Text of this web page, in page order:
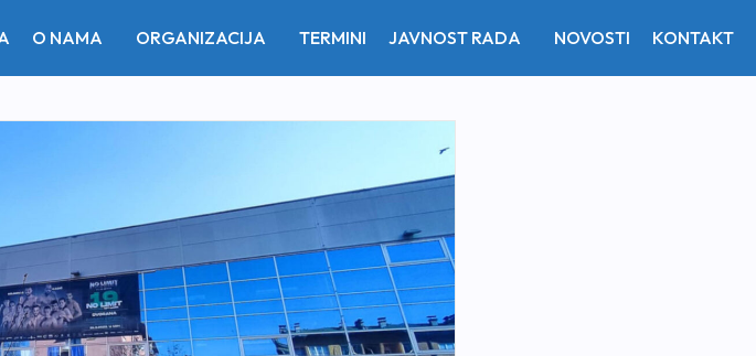
O NAMA ORGANIZACIJA TERMINI JAVNOST RADA NOVOSTI KONTAKT